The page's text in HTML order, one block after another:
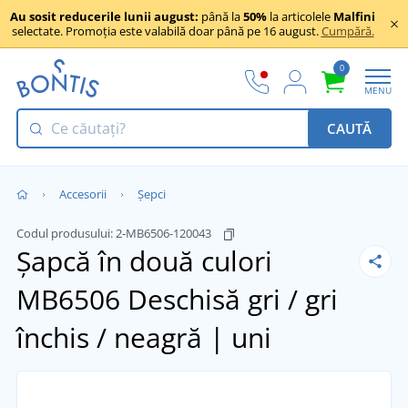
Au sosit reducerile lunii august: până la50% la articolele Malfini
selectate. Promoția este valabilă doar până pe 16 august.Cumpără.
0
MENU
CAUTĂ
Accesorii Șepci
Codul produsului:2-MB6506-120043
Șapcă în două culori
MB6506 Deschisă gri / gri
închis / neagră | uni